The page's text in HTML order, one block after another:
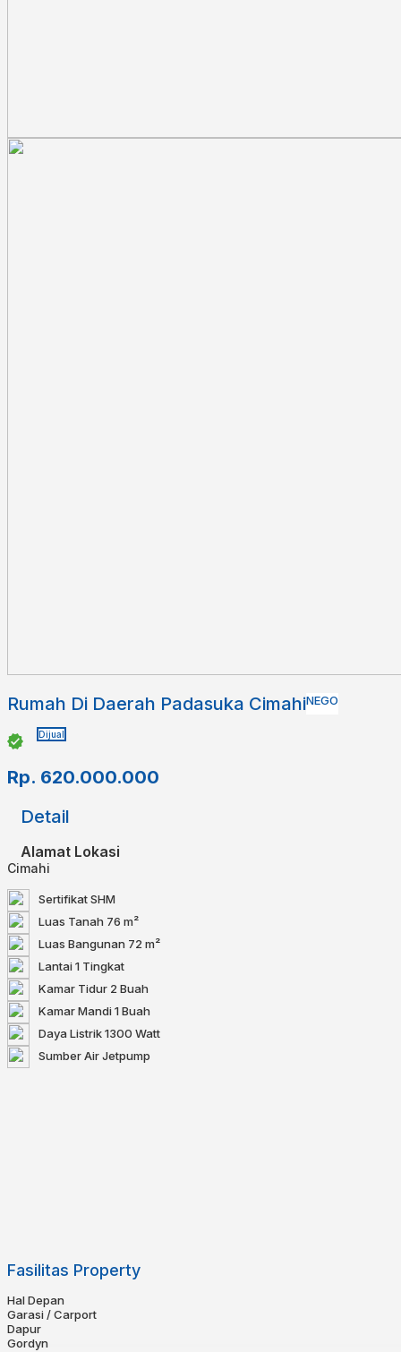
Rumah Di Daerah Padasuka CimahiNEGO
Dijual
Rp. 620.000.000
Detail
Alamat Lokasi
Cimahi
SertifikatSHM
Luas Tanah 76 m²
Luas Bangunan 72 m²
Lantai1 Tingkat
Kamar Tidur 2 Buah
Kamar Mandi1 Buah
Daya Listrik1300 Watt
Sumber AirJetpump
Fasilitas Property
Hal Depan
Garasi / Carport
Dapur
Gordyn